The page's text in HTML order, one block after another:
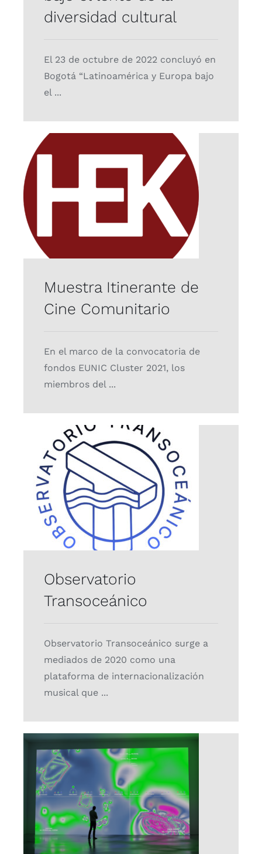
diversidad cultural
El 23 de octubre de 2022 concluyó en
Bogotá “Latinoamérica y Europa bajo
el ...
Muestra Itinerante de
Cine Comunitario
Muestra Itinerante de
Cine Comunitario
En el marco de la convocatoria de
fondos EUNIC Cluster 2021, los
miembros del ...
Observatorio
Transoceánico
Proyectos
Observatorio
Transoceánico
Observatorio Transoceánico surge a
mediados de 2020 como una
plataforma de internacionalización
musical que ...
Celeste
Proyectos